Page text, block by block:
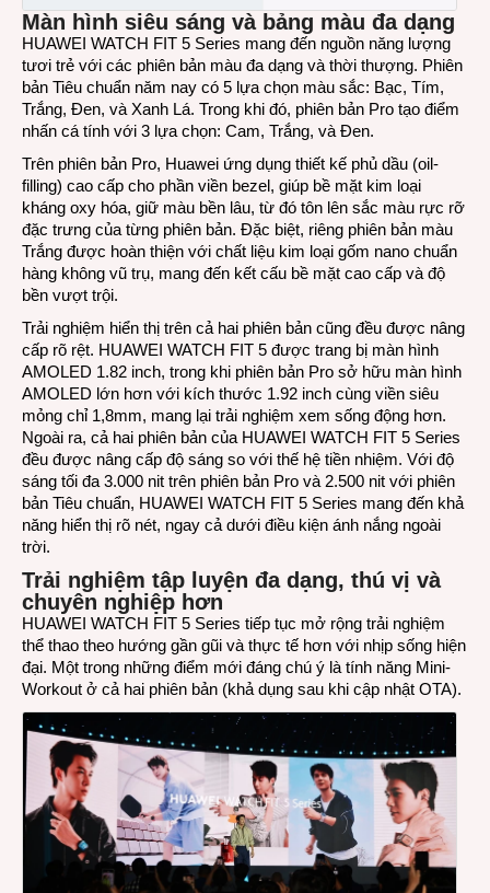
Màn hình siêu sáng và bảng màu đa dạng
HUAWEI WATCH FIT 5 Series mang đến nguồn năng lượng
tươi trẻ với các phiên bản màu đa dạng và thời thượng. Phiên
bản Tiêu chuẩn năm nay có 5 lựa chọn màu sắc: Bạc, Tím,
Trắng, Đen, và Xanh Lá. Trong khi đó, phiên bản Pro tạo điểm
nhấn cá tính với 3 lựa chọn: Cam, Trắng, và Đen.
Trên phiên bản Pro, Huawei ứng dụng thiết kế phủ dầu (oil-
filling) cao cấp cho phần viền bezel, giúp bề mặt kim loại
kháng oxy hóa, giữ màu bền lâu, từ đó tôn lên sắc màu rực rỡ
đặc trưng của từng phiên bản. Đặc biệt, riêng phiên bản màu
Trắng được hoàn thiện với chất liệu kim loại gốm nano chuẩn
hàng không vũ trụ, mang đến kết cấu bề mặt cao cấp và độ
bền vượt trội.
Trải nghiệm hiển thị trên cả hai phiên bản cũng đều được nâng
cấp rõ rệt. HUAWEI WATCH FIT 5 được trang bị màn hình
AMOLED 1.82 inch, trong khi phiên bản Pro sở hữu màn hình
AMOLED lớn hơn với kích thước 1.92 inch cùng viền siêu
mỏng chỉ 1,8mm, mang lại trải nghiệm xem sống động hơn.
Ngoài ra, cả hai phiên bản của HUAWEI WATCH FIT 5 Series
đều được nâng cấp độ sáng so với thế hệ tiền nhiệm. Với độ
sáng tối đa 3.000 nit trên phiên bản Pro và 2.500 nit với phiên
bản Tiêu chuẩn, HUAWEI WATCH FIT 5 Series mang đến khả
năng hiển thị rõ nét, ngay cả dưới điều kiện ánh nắng ngoài
trời.
Trải nghiệm tập luyện đa dạng, thú vị và
chuyên nghiệp hơn
HUAWEI WATCH FIT 5 Series tiếp tục mở rộng trải nghiệm
thể thao theo hướng gần gũi và thực tế hơn với nhịp sống hiện
đại. Một trong những điểm mới đáng chú ý là tính năng Mini-
Workout ở cả hai phiên bản (khả dụng sau khi cập nhật OTA).